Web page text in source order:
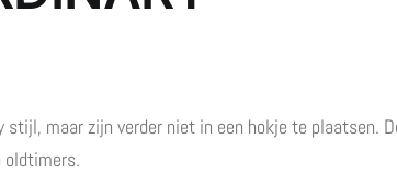
maar zijn verder niet in een hokje te plaatsen.
oldtimers.